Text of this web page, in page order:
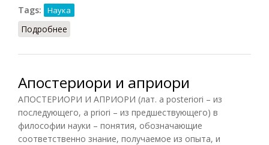
Tags:
Наука
Подробнее
Апостериори и априори
АПОСТЕРИОРИ И АПРИОРИ (лат. a posteriori – из
последующего, a priori – из предшествующего) в
философии науки – понятия, обозначающие
соответственно знание, получаемое из опыта, и